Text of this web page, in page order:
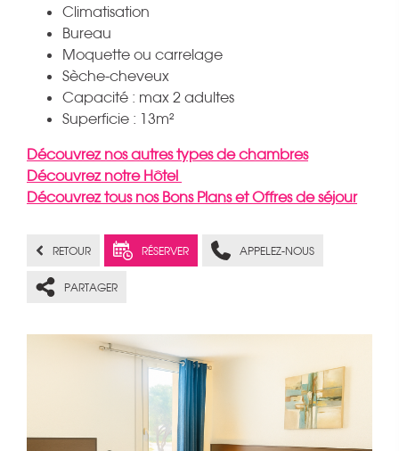
Climatisation
Bureau
Moquette ou carrelage
Sèche-cheveux
Capacité : max 2 adultes
Superficie : 13m²
Découvrez nos autres types de chambres
Découvrez notre Hôtel
Découvrez tous nos Bons Plans et Offres de séjour
RETOUR RÉSERVER APPELEZ-NOUS
PARTAGER